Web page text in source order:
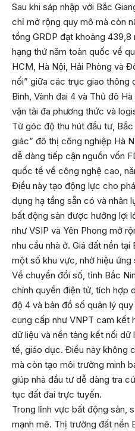
Sau khi sáp nhập với Bắc
chỉ mở rộng quy mô mà còn
tổng GRDP đạt khoảng
hạng thứ năm toàn quốc về
HCM, Hà Nội, Hải Phòng và
nối” giữa các trục giao thông
Bình, Vành đai 4 và Thủ đô
vận tải đa phương thức và
Từ góc độ thu hút đầu tư,
giác” đô thị công nghiệp Hà
dễ dàng tiếp cận nguồn vốn
quốc tế về công nghệ cao,
Điều này tạo động lực cho
dụng hạ tầng sẵn có và nhân
bất động sản được hưởng lợi
như VSIP và Yên Phong mở
nhu cầu nhà ở. Giá đất nền
một số khu vực, nhờ hiệu ứng
Về chuyển đổi số, tỉnh Bắc
chính quyền điện tử, tích hợp
độ 4 và bản đồ số quản lý
cung cấp như VNPT cam kết
dữ liệu và nền tảng kết nối dữ
tế, giáo dục. Điều này không
mà còn tạo môi trường minh
giúp nhà đầu tư dễ dàng tra
tục đất đai trực tuyến.
Trong lĩnh vực bất động sản,
mạnh mẽ. Thị trường đất nền